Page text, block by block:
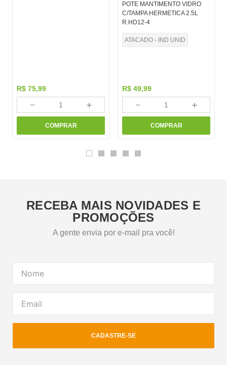
R$ 75,99
＋
－
COMPRAR
POTE MANTIMENTO VIDRO
C/TAMPA HERMETICA 2.5L
R.HD12-4
ATACADO - IND UNID
R$ 49,99
＋
－
COMPRAR
RECEBA MAIS NOVIDADES E
PROMOÇÕES
A gente envia por e-mail pra você!
CADASTRE-SE